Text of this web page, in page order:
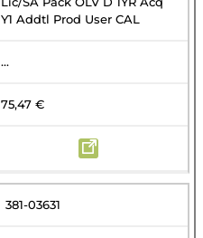
Y1 Addtl Prod User CAL
...
75,47 €
381-03631